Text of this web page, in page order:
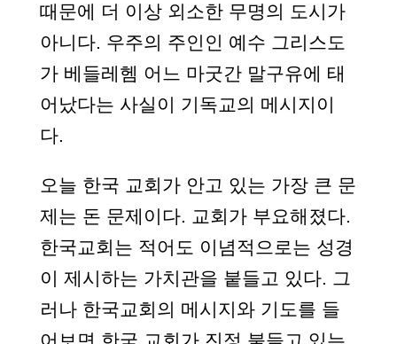
때문에 더 이상 외소한 무명의 도시가
아니다. 우주의 주인인 예수 그리스도
가 베들레헴 어느 마굿간 말구유에 태
어났다는 사실이 기독교의 메시지이
다.
오늘 한국 교회가 안고 있는 가장 큰 문
제는 돈 문제이다. 교회가 부요해졌다.
한국교회는 적어도 이념적으로는 성경
이 제시하는 가치관을 붙들고 있다. 그
러나 한국교회의 메시지와 기도를 들